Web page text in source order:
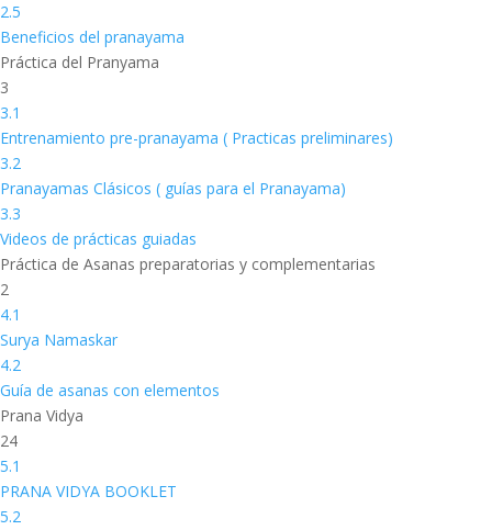
2.5
Beneficios del pranayama
Práctica del Pranyama
3
3.1
Entrenamiento pre-pranayama ( Practicas preliminares)
3.2
Pranayamas Clásicos ( guías para el Pranayama)
3.3
Videos de prácticas guiadas
Práctica de Asanas preparatorias y complementarias
2
4.1
Surya Namaskar
4.2
Guía de asanas con elementos
Prana Vidya
24
5.1
PRANA VIDYA BOOKLET
5.2